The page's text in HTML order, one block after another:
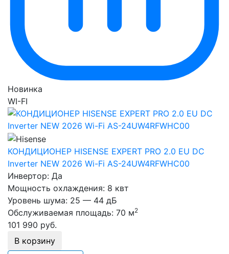
Новинка
WI-FI
КОНДИЦИОНЕР HISENSE EXPERT PRO 2.0 EU DC
Inverter NEW 2026 Wi-Fi AS-24UW4RFWHC00
Инвертор: Да
Мощность охлаждения: 8 квт
Уровень шума: 25 — 44 дБ
Обслуживаемая площадь: 70 м2
101 990 руб.
В корзину